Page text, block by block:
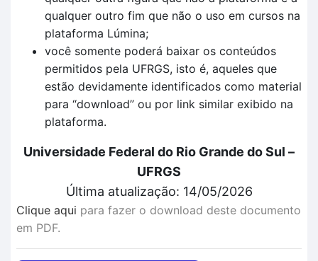
qualquer outro fim que não o uso em cursos na
plataforma Lúmina;
você somente poderá baixar os conteúdos
permitidos pela UFRGS, isto é, aqueles que
estão devidamente identificados como material
para “download” ou por link similar exibido na
plataforma.
Universidade Federal do Rio Grande do Sul –
UFRGS
Última atualização: 14/05/2026
Clique aqui para fazer o download deste documento
em PDF.